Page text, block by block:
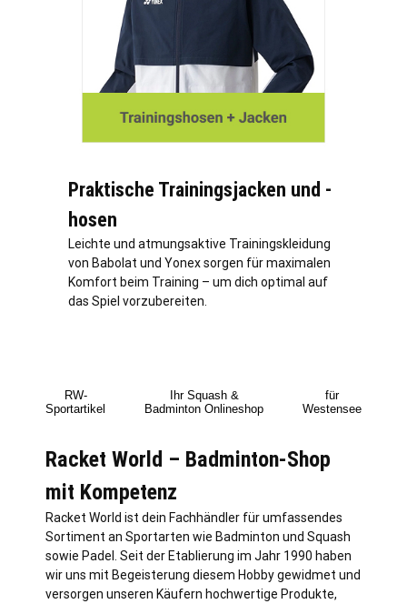
Praktische Trainingsjacken und -
hosen
Leichte und atmungsaktive Trainingskleidung
von Babolat und Yonex sorgen für maximalen
Komfort beim Training – um dich optimal auf
das Spiel vorzubereiten.
RW-
Sportartikel
Ihr Squash &
Badminton Onlineshop
für
Westensee
Racket World – Badminton-Shop
mit Kompetenz
Racket World ist dein Fachhändler für umfassendes
Sortiment an Sportarten wie Badminton und Squash
sowie Padel. Seit der Etablierung im Jahr 1990 haben
wir uns mit Begeisterung diesem Hobby gewidmet und
versorgen unseren Käufern hochwertige Produkte,